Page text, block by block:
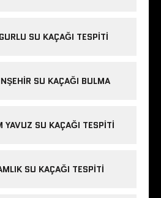
SU KAÇAĞI TESPITI
SU KAÇAĞI BULMA
YAVUZ SU KAÇAĞI TESPITI
SU KAÇAĞI TESPITI